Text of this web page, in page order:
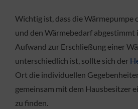
Wichtig ist, dass die Wärmepumpe
und den Wärmebedarf abgestimmt
Aufwand zur Erschließung einer
unterschiedlich ist, sollte sich der
Ort die individuellen
gemeinsam mit dem Hausbesitzer
zu finden.